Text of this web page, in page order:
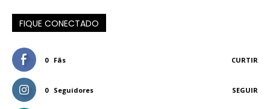
FIQUE CONECTADO
0 Fãs CURTIR
0 Seguidores SEGUIR